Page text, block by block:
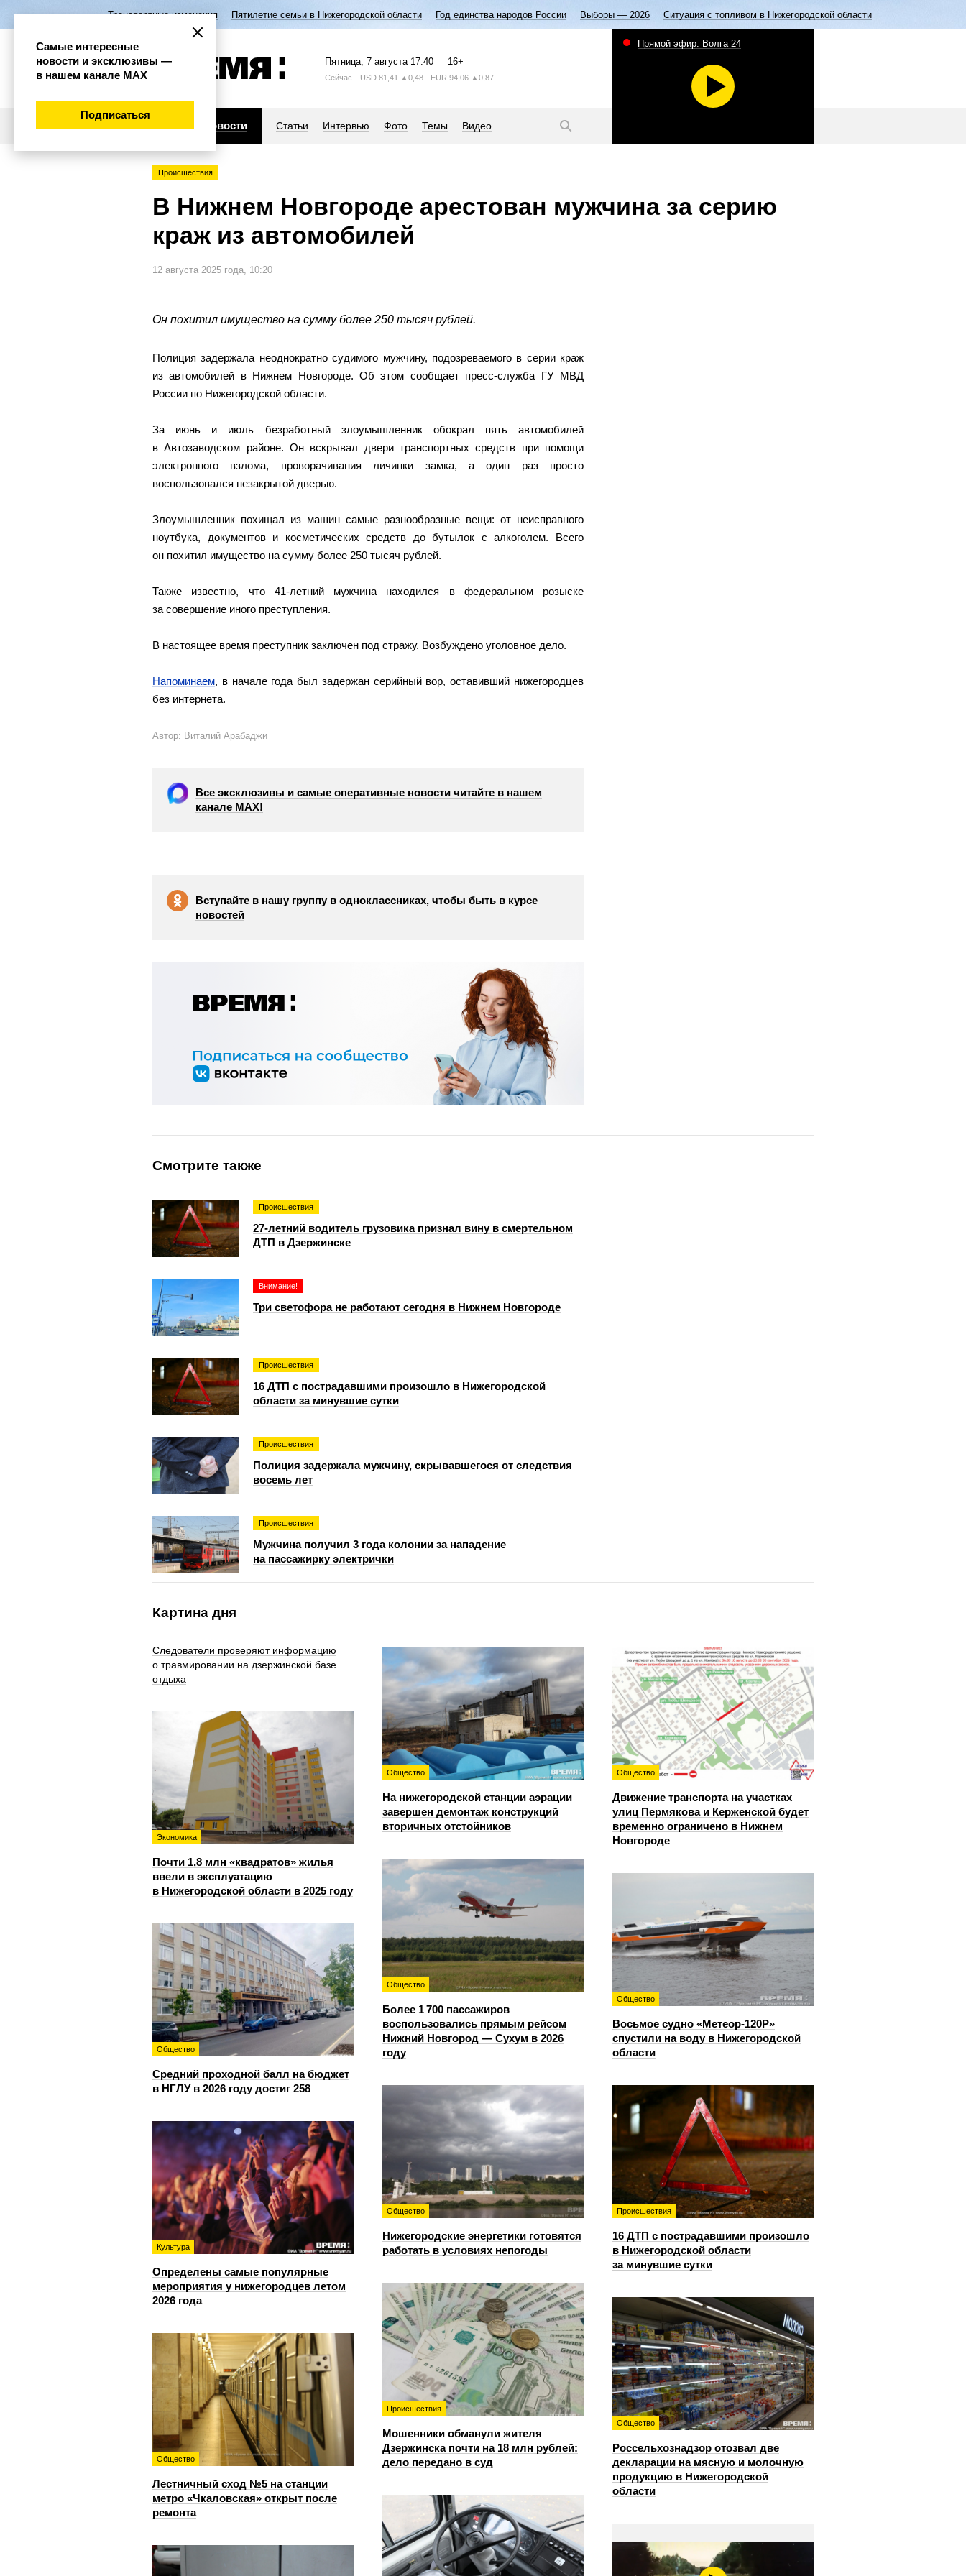
Транспортные изменения Пятилетие семьи в Нижегородской области Год единства народов России Выборы — 2026 Ситуация с топливом в Нижегородской области
Пятница, 7 августа 17:40 16+
Сейчас USD 81,41 ▲0,48 EUR 94,06 ▲0,87
Новости Статьи Интервью Фото Темы Видео
Прямой эфир. Волга 24
Происшествия
В Нижнем Новгороде арестован мужчина за серию
краж из автомобилей
12 августа 2025 года, 10:20
Он похитил имущество на сумму более 250 тысяч рублей.
Полиция задержала неоднократно судимого мужчину, подозреваемого в серии краж
из автомобилей в Нижнем Новгороде. Об этом сообщает пресс-служба ГУ МВД
России по Нижегородской области.
За июнь и июль безработный злоумышленник обокрал пять автомобилей
в Автозаводском районе. Он вскрывал двери транспортных средств при помощи
электронного взлома, проворачивания личинки замка, а один раз просто
воспользовался незакрытой дверью.
Злоумышленник похищал из машин самые разнообразные вещи: от неисправного
ноутбука, документов и косметических средств до бутылок с алкоголем. Всего
он похитил имущество на сумму более 250 тысяч рублей.
Также известно, что 41-летний мужчина находился в федеральном розыске
за совершение иного преступления.
В настоящее время преступник заключен под стражу. Возбуждено уголовное дело.
Напоминаем, в начале года был задержан серийный вор, оставивший нижегородцев
без интернета.
Автор: Виталий Арабаджи
Все эксклюзивы и самые оперативные новости читайте в нашем
канале МАХ!
Вступайте в нашу группу в одноклассниках, чтобы быть в курсе
новостей
Смотрите также
Происшествия
27-летний водитель грузовика признал вину в смертельном
ДТП в Дзержинске
Внимание!
Три светофора не работают сегодня в Нижнем Новгороде
Происшествия
16 ДТП с пострадавшими произошло в Нижегородской
области за минувшие сутки
Происшествия
Полиция задержала мужчину, скрывавшегося от следствия
восемь лет
Происшествия
Мужчина получил 3 года колонии за нападение
на пассажирку электрички
Картина дня
Следователи проверяют информацию
о травмировании на дзержинской базе
отдыха
Общество
На нижегородской станции аэрации
завершен демонтаж конструкций
вторичных отстойников
Общество
Движение транспорта на участках
улиц Пермякова и Керженской будет
временно ограничено в Нижнем
Новгороде
Экономика
Почти 1,8 млн «квадратов» жилья
ввели в эксплуатацию
в Нижегородской области в 2025 году
Общество
Более 1 700 пассажиров
воспользовались прямым рейсом
Нижний Новгород — Сухум в 2026
году
Общество
Восьмое судно «Метеор-120Р»
спустили на воду в Нижегородской
области
Общество
Средний проходной балл на бюджет
в НГЛУ в 2026 году достиг 258
Общество
Нижегородские энергетики готовятся
работать в условиях непогоды
Происшествия
16 ДТП с пострадавшими произошло
в Нижегородской области
за минувшие сутки
Культура
Определены самые популярные
мероприятия у нижегородцев летом
2026 года
Происшествия
Мошенники обманули жителя
Дзержинска почти на 18 млн рублей:
дело передано в суд
Общество
Россельхознадзор отозвал две
декларации на мясную и молочную
продукцию в Нижегородской
области
Общество
Лестничный сход №5 на станции
метро «Чкаловская» открыт после
ремонта
Самые интересные
новости и эксклюзивы —
в нашем канале МАХ
Подписаться